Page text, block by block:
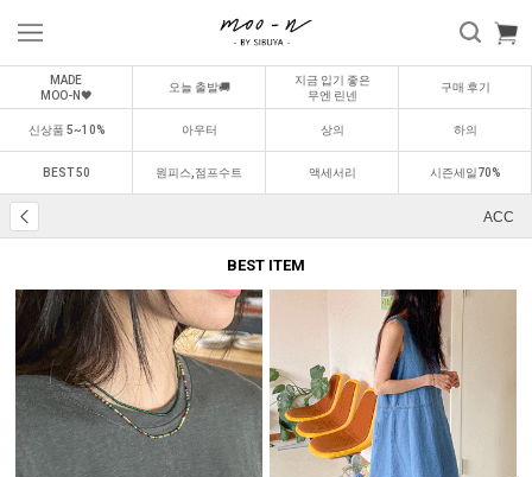
MADE
MOO-N🖤
오늘 출발🚚
지금 입기 좋은
무엔 린넨
구매 후기
신상품 5~10% 아우터 상의 하의
BEST 50 원피스,점프수트 액세서리 시즌세일70%
ACC
BEST ITEM
BEST
1